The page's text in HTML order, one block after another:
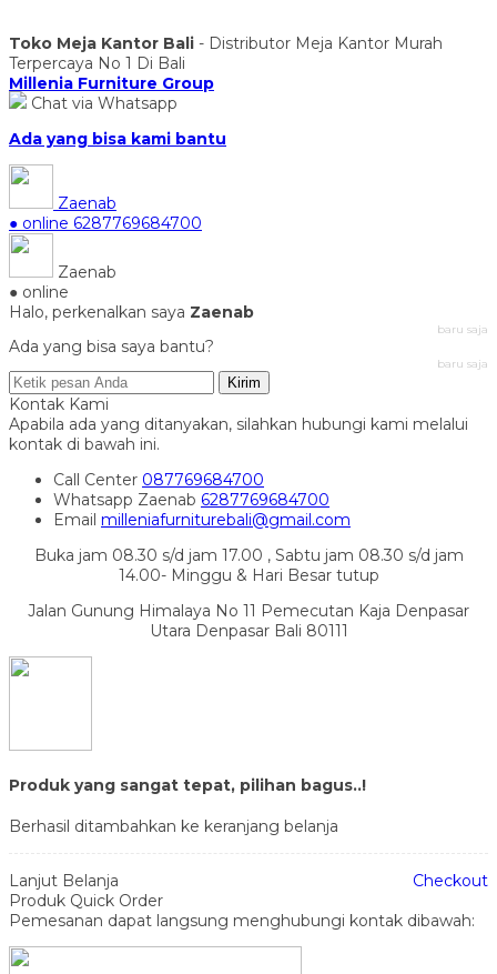
Toko Meja Kantor Bali - Distributor Meja Kantor Murah
Terpercaya No 1 Di Bali
Millenia Furniture Group
Chat via Whatsapp
Ada yang bisa kami bantu
Zaenab
● online 6287769684700
Zaenab
● online
Halo, perkenalkan saya Zaenab
baru saja
Ada yang bisa saya bantu?
baru saja
Kirim
Kontak Kami
Apabila ada yang ditanyakan, silahkan hubungi kami melalui
kontak di bawah ini.
Call Center 087769684700
Whatsapp Zaenab 6287769684700
Email milleniafurniturebali@gmail.com
Buka jam 08.30 s/d jam 17.00 , Sabtu jam 08.30 s/d jam
14.00- Minggu & Hari Besar tutup
Jalan Gunung Himalaya No 11 Pemecutan Kaja Denpasar
Utara Denpasar Bali 80111
Produk yang sangat tepat, pilihan bagus..!
Berhasil ditambahkan ke keranjang belanja
Lanjut Belanja
Checkout
Produk Quick Order
Pemesanan dapat langsung menghubungi kontak dibawah: